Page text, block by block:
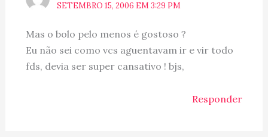
SETEMBRO 15, 2006 EM 3:29 PM
Mas o bolo pelo menos é gostoso ?
Eu não sei como vcs aguentavam ir e vir todo
fds, devia ser super cansativo ! bjs,
Responder